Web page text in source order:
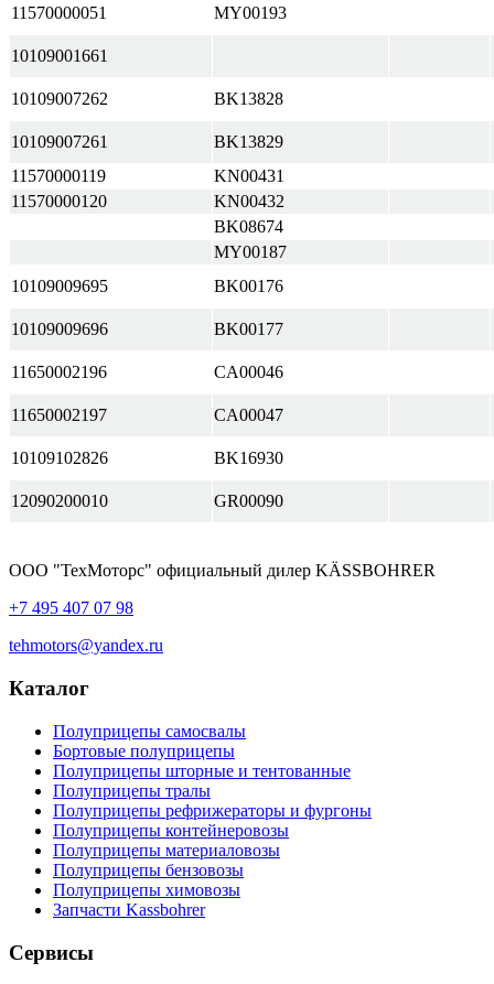
11570000051 MY00193
10109001661
10109007262 BK13828
10109007261
BK13829
11570000119
KN00431
11570000120
KN00432
BK08674
MY00187
10109009695
BK00176
10109009696 BK00177
11650002196 CA00046
11650002197 CA00047
10109102826 BK16930
12090200010 GR00090
ООО "ТехМоторс" официальный дилер KÄSSBOHRER
+7 495 407 07 98
tehmotors@yandex.ru
Каталог
Полуприцепы самосвалы
Бортовые полуприцепы
Полуприцепы шторные и тентованные
Полуприцепы тралы
Полуприцепы рефрижераторы и фургоны
Полуприцепы контейнеровозы
Полуприцепы материаловозы
Полуприцепы бензовозы
Полуприцепы химовозы
Запчасти Kassbohrer
Сервисы